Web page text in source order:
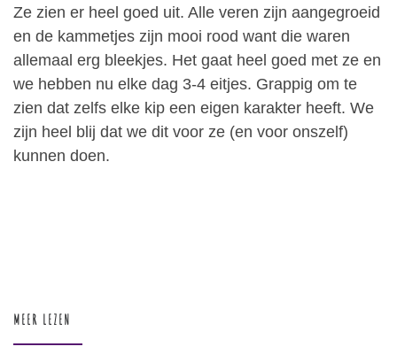
Ze zien er heel goed uit. Alle veren zijn aangegroeid
en de kammetjes zijn mooi rood want die waren
allemaal erg bleekjes. Het gaat heel goed met ze en
we hebben nu elke dag 3-4 eitjes. Grappig om te
zien dat zelfs elke kip een eigen karakter heeft. We
zijn heel blij dat we dit voor ze (en voor onszelf)
kunnen doen.
MEER LEZEN